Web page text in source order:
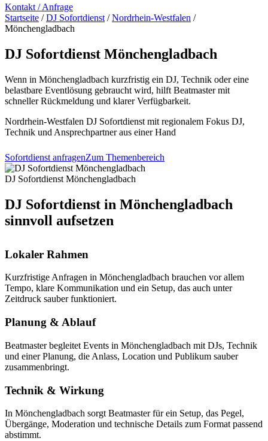
Kontakt / Anfrage
Startseite / DJ Sofortdienst / Nordrhein-Westfalen /
Mönchengladbach
DJ Sofortdienst Mönchengladbach
Wenn in Mönchengladbach kurzfristig ein DJ, Technik oder eine
belastbare Eventlösung gebraucht wird, hilft Beatmaster mit
schneller Rückmeldung und klarer Verfügbarkeit.
Nordrhein-Westfalen DJ Sofortdienst mit regionalem Fokus DJ,
Technik und Ansprechpartner aus einer Hand
Sofortdienst anfragenZum Themenbereich
DJ Sofortdienst Mönchengladbach
DJ Sofortdienst in Mönchengladbach
sinnvoll aufsetzen
Lokaler Rahmen
Kurzfristige Anfragen in Mönchengladbach brauchen vor allem
Tempo, klare Kommunikation und ein Setup, das auch unter
Zeitdruck sauber funktioniert.
Planung & Ablauf
Beatmaster begleitet Events in Mönchengladbach mit DJs, Technik
und einer Planung, die Anlass, Location und Publikum sauber
zusammenbringt.
Technik & Wirkung
In Mönchengladbach sorgt Beatmaster für ein Setup, das Pegel,
Übergänge, Moderation und technische Details zum Format passend
abstimmt.